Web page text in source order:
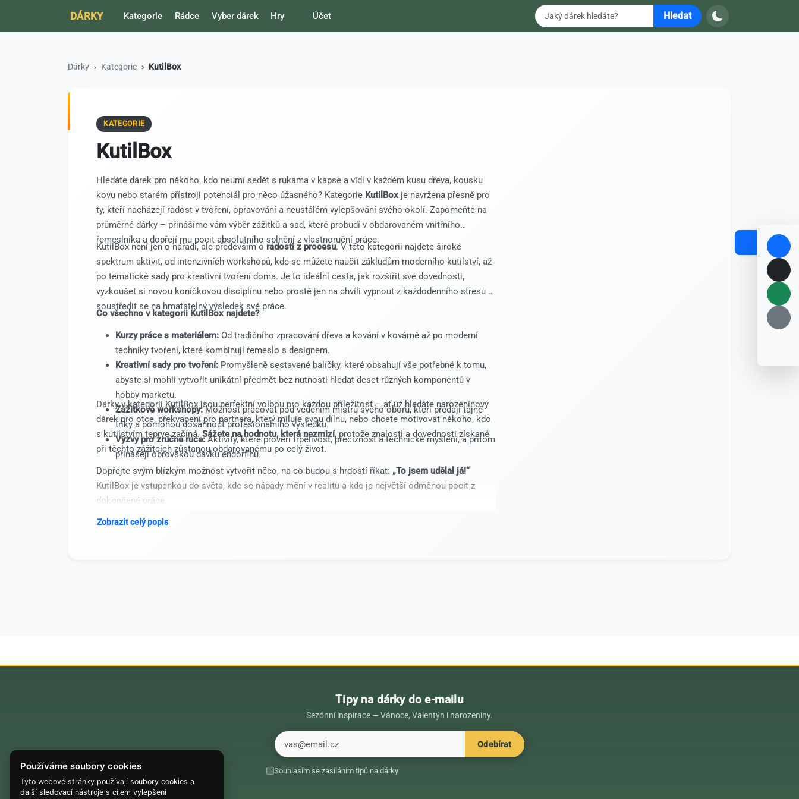
Používáme soubory cookies
Tyto webové stránky používají soubory cookies a
další sledovací nástroje s cílem vylepšení
DÁRKY Kategorie Rádce Vyber dárek Hry Účet Hledat
Dárky Kategorie KutilBox
KATEGORIE
KutilBox
Hledáte dárek pro někoho, kdo neumí sedět s rukama v kapse a vidí v každém kusu dřeva, kousku
kovu nebo starém přístroji potenciál pro něco úžasného? Kategorie KutilBox je navržena přesně pro
ty, kteří nacházejí radost v tvoření, opravování a neustálém vylepšování svého okolí. Zapomeňte na
průměrné dárky – přinášíme vám výběr zážitků a sad, které probudí v obdarovaném vnitřního
řemeslníka a dopřejí mu pocit absolutního splnění z vlastnoruční práce.
KutilBox není jen o nářadí, ale především o radosti z procesu. V této kategorii najdete široké
spektrum aktivit, od intenzivních workshopů, kde se můžete naučit zákludům moderního kutilství, až
po tematické sady pro kreativní tvoření doma. Je to ideální cesta, jak rozšířit své dovednosti,
vyzkoušet si novou koníčkovou disciplínu nebo prostě jen na chvíli vypnout z každodenního stresu a
soustředit se na hmatatelný výsledek své práce.
Co všechno v kategorii KutilBox najdete?
Kurzy práce s materiálem: Od tradičního zpracování dřeva a kování v kovárně až po moderní
techniky tvoření, které kombinují řemeslo s designem.
Kreativní sady pro tvoření: Promyšleně sestavené balíčky, které obsahují vše potřebné k tomu,
abyste si mohli vytvořit unikátní předmět bez nutnosti hledat deset různých komponentů v
hobby marketu.
Zážitkové workshopy:Možnost pracovat pod vedením mistrů svého oboru, kteří předají tajné
triky a pomohou dosáhnout profesionálního výsledku.
Výzvy pro zručné ruce:Aktivity, které prověří trpělivost, preciznost a technické myšlení, a přitom
přinášejí obrovskou dávku endorfinů.
Dárky v kategorii KutilBox jsou perfektní volbou pro každou příležitost – ať už hledáte narozeninový
dárek pro otce, překvapení pro partnera, který miluje svou dílnu, nebo chcete motivovat někoho, kdo
s kutilstvím teprve začíná. Sážete na hodnotu, která nezmizí, protože znalosti a dovednosti získané
při těchto zážitcích zůstanou obdarovanému po celý život.
Dopřejte svým blízkým možnost vytvořit něco, na co budou s hrdostí říkat: „To jsem udělal já!“
KutilBox je vstupenkou do světa, kde se nápady mění v realitu a kde je největší odměnou pocit z
dokončené práce.
Zobrazit celý popis
Tipy na dárky do e-mailu
Sezónní inspirace — Vánoce, Valentýn i narozeniny.
Odebírat
Souhlasím se zasíláním tipů na dárky